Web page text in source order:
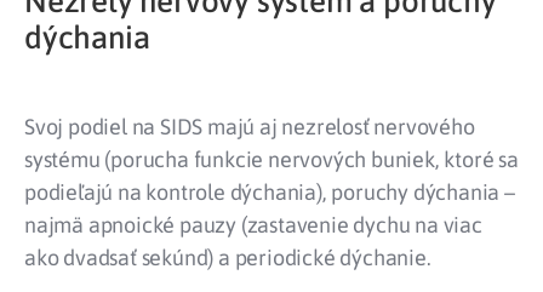
dýchania
Svoj podiel na SIDS majú aj nezrelosť nervového
systému (porucha funkcie nervových buniek, ktoré sa
podieľajú na kontrole dýchania), poruchy dýchania –
najmä apnoické pauzy (zastavenie dychu na viac
ako dvadsať sekúnd) a periodické dýchanie.